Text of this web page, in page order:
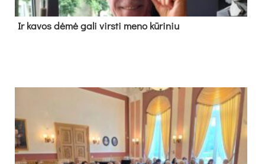
Ir ka­vos dė­mė ga­li virs­ti me­no kū­ri­niu